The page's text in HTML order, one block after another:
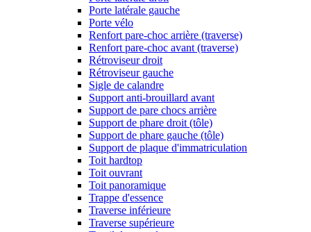
Porte latérale gauche
Porte vélo
Renfort pare-choc arrière (traverse)
Renfort pare-choc avant (traverse)
Rétroviseur droit
Rétroviseur gauche
Sigle de calandre
Support anti-brouillard avant
Support de pare chocs arrière
Support de phare droit (tôle)
Support de phare gauche (tôle)
Support de plaque d'immatriculation
Toit hardtop
Toit ouvrant
Toit panoramique
Trappe d'essence
Traverse inférieure
Traverse supérieure